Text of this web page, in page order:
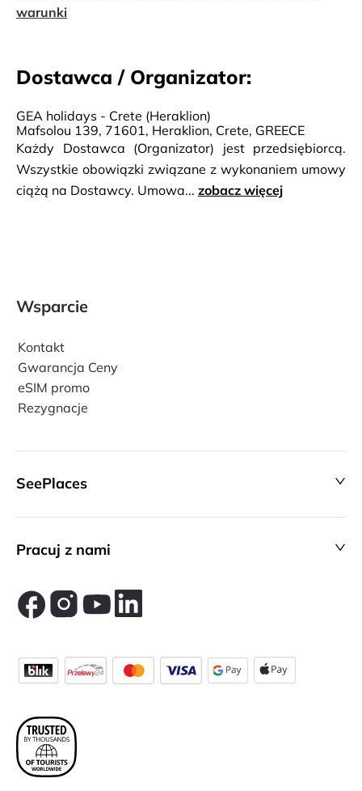
warunki
Dostawca / Organizator:
GEA holidays - Crete (Heraklion)
Mafsolou 139, 71601, Heraklion, Crete, GREECE
Każdy Dostawca (Organizator) jest przedsiębiorcą.
Wszystkie obowiązki związane z wykonaniem umowy
ciążą na Dostawcy. Umowa... zobacz więcej
Wsparcie
Kontakt
Gwarancja Ceny
eSIM promo
Rezygnacje
SeePlaces
Pracuj z nami